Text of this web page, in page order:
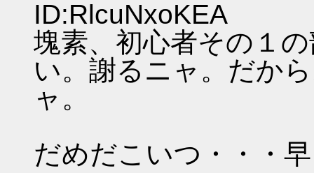
ID:RlcuNxoKEA
塊素、初心者その１
い。謝るニャ。だか
ャ。
だめだこいつ・・・